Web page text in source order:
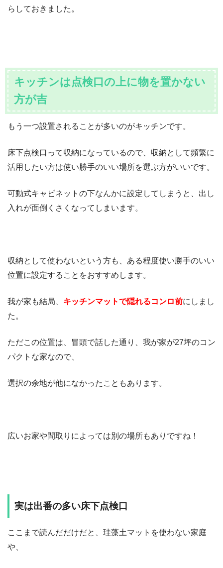
らしておきました。
キッチンは点検口の上に物を置かない
方が吉
もう一つ設置されることが多いのがキッチンです。
床下点検口って収納になっているので、収納として頻繁に
活用したい方は使い勝手のいい場所を選ぶ方がいいです。
可動式キャビネットの下なんかに設定してしまうと、出し
入れが面倒くさくなってしまいます。
収納として使わないという方も、ある程度使い勝手のいい
位置に設定することをおすすめします。
我が家も結局、 キッチンマットで隠れるコンロ前にしまし
た。
ただこの位置は、冒頭で話した通り、我が家が27坪のコン
パクトな家なので、
選択の余地が他になかったこともあります。
広いお家や間取りによっては別の場所もありですね！
実は出番の多い床下点検口
ここまで読んだだけだと、珪藻土マットを使わない家庭
や、